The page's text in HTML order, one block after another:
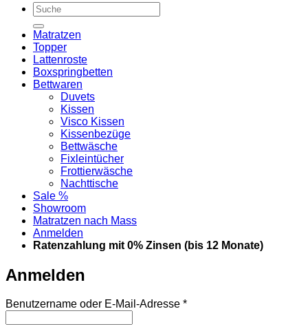
Suchen
nach:
Matratzen
Topper
Lattenroste
Boxspringbetten
Bettwaren
Duvets
Kissen
Visco Kissen
Kissenbezüge
Bettwäsche
Fixleintücher
Frottierwäsche
Nachttische
Sale %
Showroom
Matratzen nach Mass
Anmelden
Ratenzahlung mit 0% Zinsen (bis 12 Monate)
Anmelden
Benutzername oder E-Mail-Adresse *Erforderlich